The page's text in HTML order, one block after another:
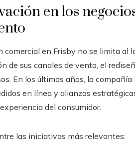
en los
comercial en Frisby no se limita al
de sus canales de venta, el
En los últimos años, la
en línea y alianzas
del consumidor.
las iniciativas más relevantes: